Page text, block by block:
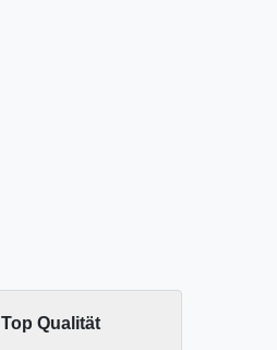
Top Qualität